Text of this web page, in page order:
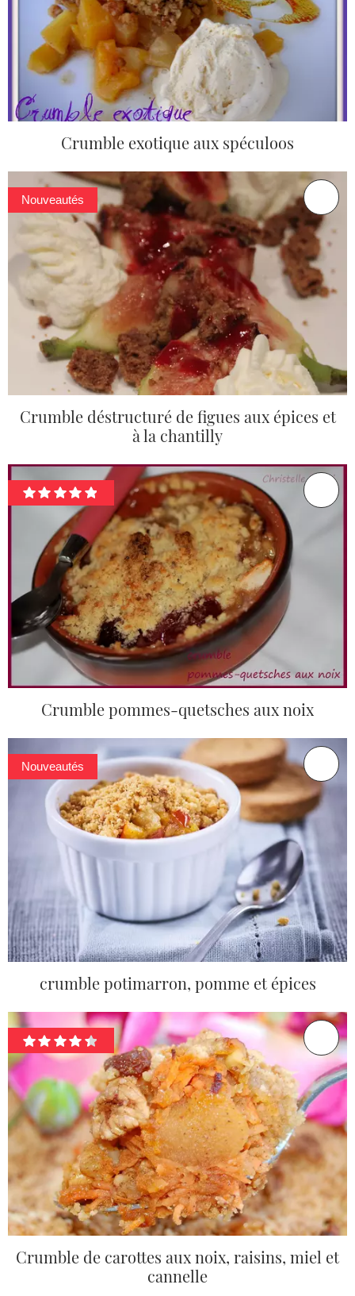
Crumble exotique aux spéculoos
Nouveautés
Crumble déstructuré de figues aux épices et
à la chantilly
Crumble pommes-quetsches aux noix
Nouveautés
crumble potimarron, pomme et épices
Crumble de carottes aux noix, raisins, miel et
cannelle